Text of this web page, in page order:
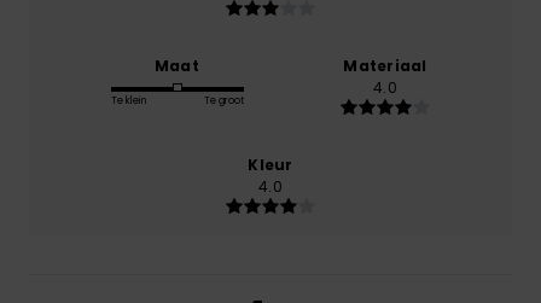
Maat
Te klein Te groot
Materiaal
4.0
Kleur
4.0